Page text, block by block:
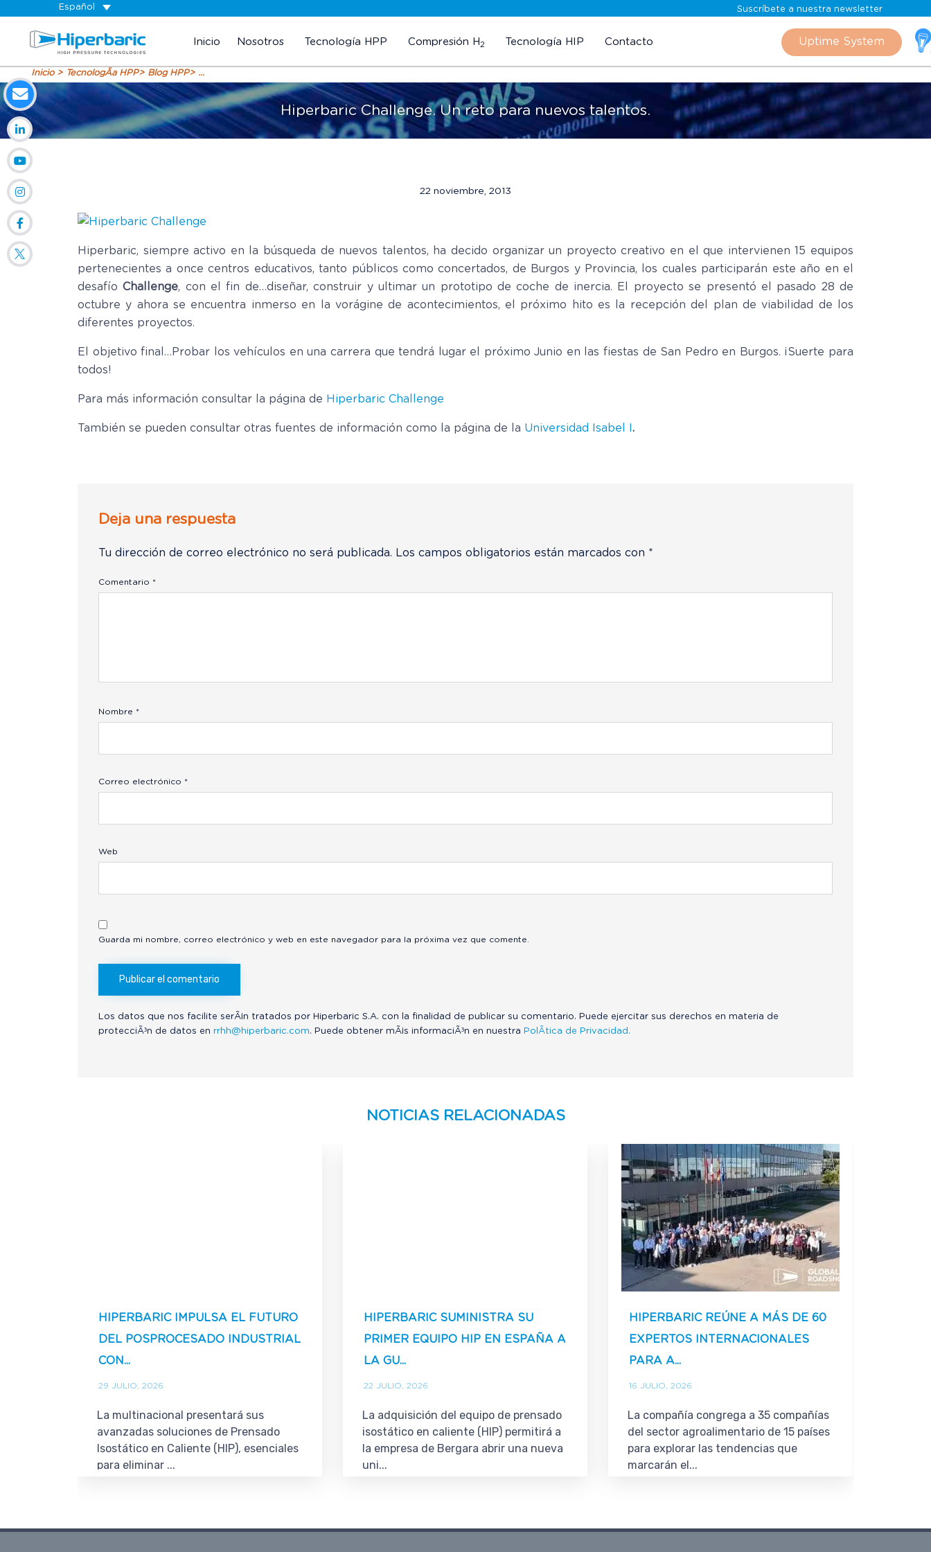
Español Suscríbete a nuestra newsletter
Inicio Nosotros Tecnología HPP Compresión H2 Tecnología HIP Contacto Uptime System
Inicio TecnologÃ­a HPP Blog HPP ...
Hiperbaric Challenge. Un reto para nuevos talentos.
22 noviembre, 2013
Hiperbaric, siempre activo en la búsqueda de nuevos talentos, ha decido organizar un proyecto creativo en el que intervienen 15 equipos
pertenecientes a once centros educativos, tanto públicos como concertados, de Burgos y Provincia, los cuales participarán este año en el
desafíoChallenge, con el fin de…diseñar, construir y ultimar un prototipo de coche de inercia. El proyecto se presentó el pasado 28 de
octubre y ahora se encuentra inmerso en la vorágine de acontecimientos, el próximo hito es la recepción del plan de viabilidad de los
diferentes proyectos.
El objetivo final…Probar los vehículos en una carrera que tendrá lugar el próximo Junio en las fiestas de San Pedro en Burgos. ¡Suerte para
todos!
Para más información consultar la página de Hiperbaric Challenge
También se pueden consultar otras fuentes de información como la página de la Universidad Isabel I .
Deja una respuesta
Tu dirección de correo electrónico no será publicada. Los campos obligatorios están marcados con *
Comentario *
Nombre *
Correo electrónico *
Web
Guarda mi nombre, correo electrónico y web en este navegador para la próxima vez que comente.
Los datos que nos facilite serÃ¡n tratados por Hiperbaric S.A. con la finalidad de publicar su comentario. Puede ejercitar sus derechos en materia de
protecciÃ³n de datos en rrhh@hiperbaric.com. Puede obtener mÃ¡s informaciÃ³n en nuestra PolÃ­tica de Privacidad.
NOTICIAS RELACIONADAS
HIPERBARIC IMPULSA EL FUTURO
DEL POSPROCESADO INDUSTRIAL
CON...
29 JULIO, 2026
La multinacional presentará sus
avanzadas soluciones de Prensado
Isostático en Caliente (HIP), esenciales
para eliminar ...
HIPERBARIC SUMINISTRA SU
PRIMER EQUIPO HIP EN ESPAÑA A
LA GU...
22 JULIO, 2026
La adquisición del equipo de prensado
isostático en caliente (HIP) permitirá a
la empresa de Bergara abrir una nueva
uni...
HIPERBARIC REÚNE A MÁS DE 60
EXPERTOS INTERNACIONALES
PARA A...
16 JULIO, 2026
La compañía congrega a 35 compañías
del sector agroalimentario de 15 países
para explorar las tendencias que
marcarán el...